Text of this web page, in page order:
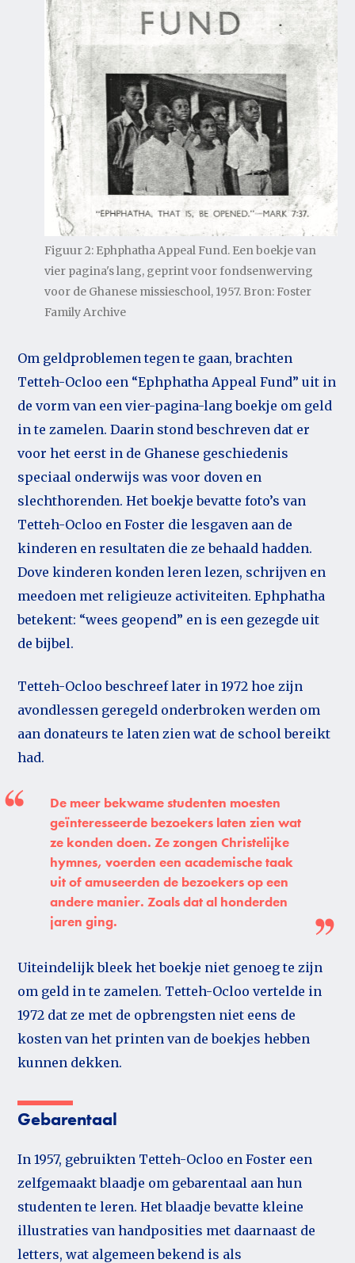
Figuur 2: Ephphatha Appeal Fund. Een boekje van
vier pagina's lang, geprint voor fondsenwerving
voor de Ghanese missieschool, 1957. Bron: Foster
Family Archive
Om geldproblemen tegen te gaan, brachten
Tetteh-Ocloo een “Ephphatha Appeal Fund” uit in
de vorm van een vier-pagina-lang boekje om geld
in te zamelen. Daarin stond beschreven dat er
voor het eerst in de Ghanese geschiedenis
speciaal onderwijs was voor doven en
slechthorenden. Het boekje bevatte foto’s van
Tetteh-Ocloo en Foster die lesgaven aan de
kinderen en resultaten die ze behaald hadden.
Dove kinderen konden leren lezen, schrijven en
meedoen met religieuze activiteiten. Ephphatha
betekent: “wees geopend” en is een gezegde uit
de bijbel.
Tetteh-Ocloo beschreef later in 1972 hoe zijn
avondlessen geregeld onderbroken werden om
aan donateurs te laten zien wat de school bereikt
had.
De meer bekwame studenten moesten
geïnteresseerde bezoekers laten zien wat
ze konden doen. Ze zongen Christelijke
hymnes, voerden een academische taak
uit of amuseerden de bezoekers op een
andere manier. Zoals dat al honderden
jaren ging.
Uiteindelijk bleek het boekje niet genoeg te zijn
om geld in te zamelen. Tetteh-Ocloo vertelde in
1972 dat ze met de opbrengsten niet eens de
kosten van het printen van de boekjes hebben
kunnen dekken.
Gebarentaal
In 1957, gebruikten Tetteh-Ocloo en Foster een
zelfgemaakt blaadje om gebarentaal aan hun
studenten te leren. Het blaadje bevatte kleine
illustraties van handposities met daarnaast de
letters, wat algemeen bekend is als